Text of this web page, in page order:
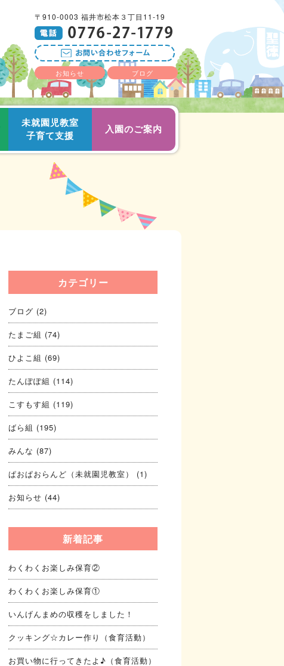
〒910-0003 福井市松本３丁目11-19
お知らせ ブログ
未就園児教室
子育て支援
入園のご案内
カテゴリー
ブログ (2)
たまご組 (74)
ひよこ組 (69)
たんぽぽ組 (114)
こすもす組 (119)
ばら組 (195)
みんな (87)
ぱおぱおらんど（未就園児教室） (1)
お知らせ (44)
新着記事
わくわくお楽しみ保育②
わくわくお楽しみ保育①
いんげんまめの収穫をしました！
クッキング☆カレー作り（食育活動）
お買い物に行ってきたよ♪（食育活動）